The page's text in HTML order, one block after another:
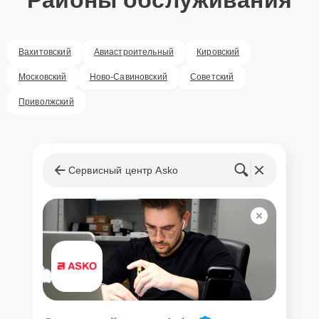
коем случае не может измениться в процессе работ. Сервис не
навязывает клиентам дополнительные услуги и не
предусматривает скрытые платежи. Рассчитать предварительную
Скорость диагностики и
Наша компания ценит время клиентов и понимает важность
клиент сможет забрать свой гаджет в этот же день. При
необходимости предоставляется услуга экспресс-ремонта.
Внимание! Устройство отправляется на ремонт только после
согласования вариантов запчастей и стоимости ремонта с
клиентом. Стоимость ремонта фиксируется и не может быть
изменена в процессе или после завершения работ.
Доставка или выезд
Вахитовский Авиастроительный Кировский
Московский Ново-Савиновский Советский
Приволжский
Сервисный центр Asko